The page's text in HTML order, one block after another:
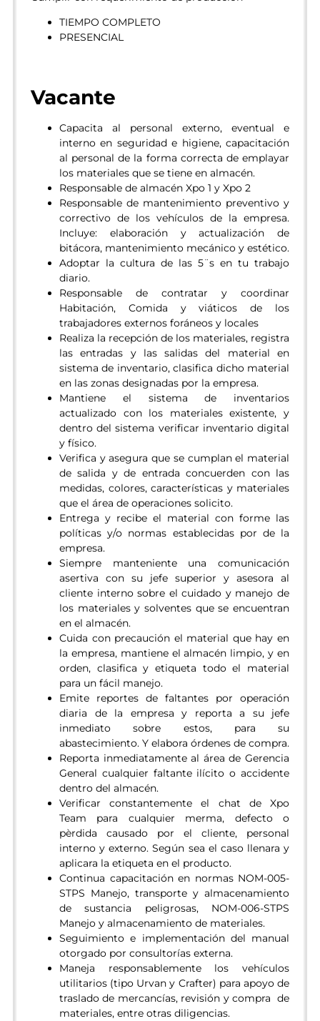
TIEMPO COMPLETO
PRESENCIAL
Vacante
Capacita al personal externo, eventual e
interno en seguridad e higiene, capacitación
al personal de la forma correcta de emplayar
los materiales que se tiene en almacén.
Responsable de almacén Xpo 1 y Xpo 2
Responsable de mantenimiento preventivo y
correctivo de los vehículos de la empresa.
Incluye: elaboración y actualización de
bitácora, mantenimiento mecánico y estético.
Adoptar la cultura de las 5¨s en tu trabajo
diario.
Responsable de contratar y coordinar
Habitación, Comida y viáticos de los
trabajadores externos foráneos y locales
Realiza la recepción de los materiales, registra
las entradas y las salidas del material en
sistema de inventario, clasifica dicho material
en las zonas designadas por la empresa.
Mantiene el sistema de inventarios
actualizado con los materiales existente, y
dentro del sistema verificar inventario digital
y físico.
Verifica y asegura que se cumplan el material
de salida y de entrada concuerden con las
medidas, colores, características y materiales
que el área de operaciones solicito.
Entrega y recibe el material con forme las
políticas y/o normas establecidas por de la
empresa.
Siempre manteniente una comunicación
asertiva con su jefe superior y asesora al
cliente interno sobre el cuidado y manejo de
los materiales y solventes que se encuentran
en el almacén.
Cuida con precaución el material que hay en
la empresa, mantiene el almacén limpio, y en
orden, clasifica y etiqueta todo el material
para un fácil manejo.
Emite reportes de faltantes por operación
diaria de la empresa y reporta a su jefe
inmediato sobre estos, para su
abastecimiento. Y elabora órdenes de compra.
Reporta inmediatamente al área de Gerencia
General cualquier faltante ilícito o accidente
dentro del almacén.
Verificar constantemente el chat de Xpo
Team para cualquier merma, defecto o
pèrdida causado por el cliente, personal
interno y externo. Según sea el caso llenara y
aplicara la etiqueta en el producto.
Continua capacitación en normas NOM-005-
STPS Manejo, transporte y almacenamiento
de sustancia peligrosas, NOM-006-STPS
Manejo y almacenamiento de materiales.
Seguimiento e implementación del manual
otorgado por consultorías externa.
Maneja responsablemente los vehículos
utilitarios (tipo Urvan y Crafter) para apoyo de
traslado de mercancías, revisión y compra de
materiales, entre otras diligencias.